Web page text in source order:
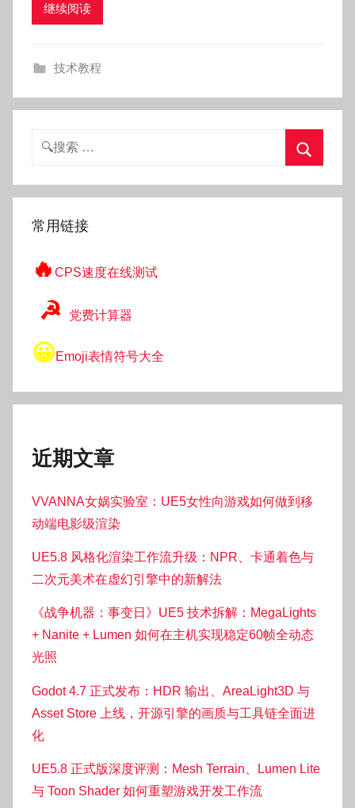
继续阅读
技术教程
搜
索
常用链接
🔥 CPS速度在线测试
☭ 党费计算器
😀Emoji表情符号大全
近期文章
VVANNA女娲实验室：UE5女性向游戏如何做到移
动端电影级渲染
UE5.8 风格化渲染工作流升级：NPR、卡通着色与
二次元美术在虚幻引擎中的新解法
《战争机器：事变日》UE5 技术拆解：MegaLights
+ Nanite + Lumen 如何在主机实现稳定60帧全动态
光照
Godot 4.7 正式发布：HDR 输出、AreaLight3D 与
Asset Store 上线，开源引擎的画质与工具链全面进
化
UE5.8 正式版深度评测：Mesh Terrain、Lumen Lite
与 Toon Shader 如何重塑游戏开发工作流